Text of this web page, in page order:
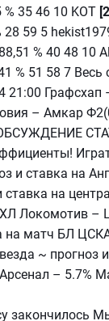
% 35 46 10 KOT
28 59 5
% 40 48 10
% 51 58 7
Графсхап
– Амкар
и ставка на
ставка на
Локомотив –
матч БЛ
~ прогноз и
– 5.7%